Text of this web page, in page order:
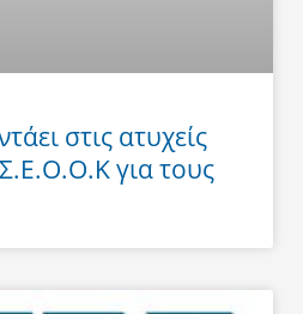
στις ατυχείς
για τους